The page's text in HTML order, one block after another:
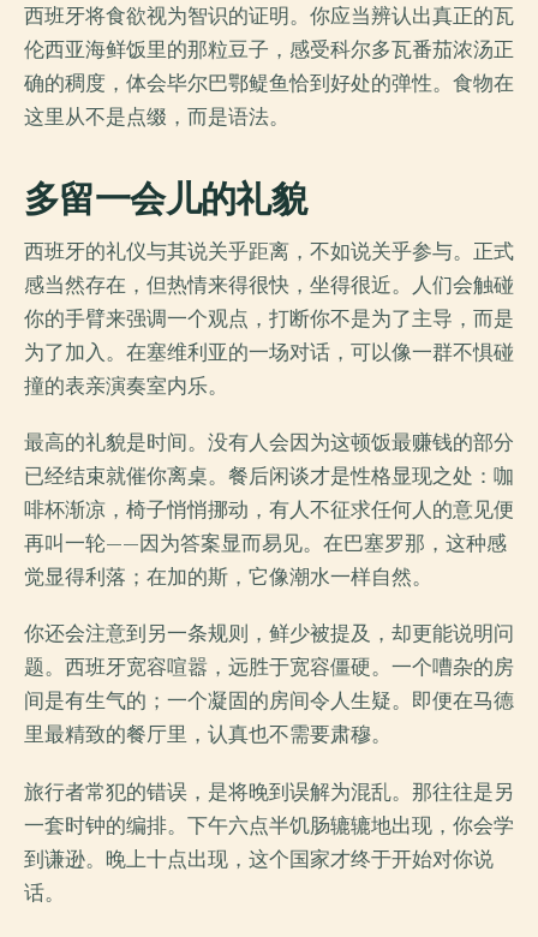
西班牙将食欲视为智识的证明。你应当辨认出真正的瓦
伦西亚海鲜饭里的那粒豆子，感受科尔多瓦番茄浓汤正
确的稠度，体会毕尔巴鄂鳀鱼恰到好处的弹性。食物在
这里从不是点缀，而是语法。
多留一会儿的礼貌
西班牙的礼仪与其说关乎距离，不如说关乎参与。正式
感当然存在，但热情来得很快，坐得很近。人们会触碰
你的手臂来强调一个观点，打断你不是为了主导，而是
为了加入。在塞维利亚的一场对话，可以像一群不惧碰
撞的表亲演奏室内乐。
最高的礼貌是时间。没有人会因为这顿饭最赚钱的部分
已经结束就催你离桌。餐后闲谈才是性格显现之处：咖
啡杯渐凉，椅子悄悄挪动，有人不征求任何人的意见便
再叫一轮——因为答案显而易见。在巴塞罗那，这种感
觉显得利落；在加的斯，它像潮水一样自然。
你还会注意到另一条规则，鲜少被提及，却更能说明问
题。西班牙宽容喧嚣，远胜于宽容僵硬。一个嘈杂的房
间是有生气的；一个凝固的房间令人生疑。即便在马德
里最精致的餐厅里，认真也不需要肃穆。
旅行者常犯的错误，是将晚到误解为混乱。那往往是另
一套时钟的编排。下午六点半饥肠辘辘地出现，你会学
到谦逊。晚上十点出现，这个国家才终于开始对你说
话。